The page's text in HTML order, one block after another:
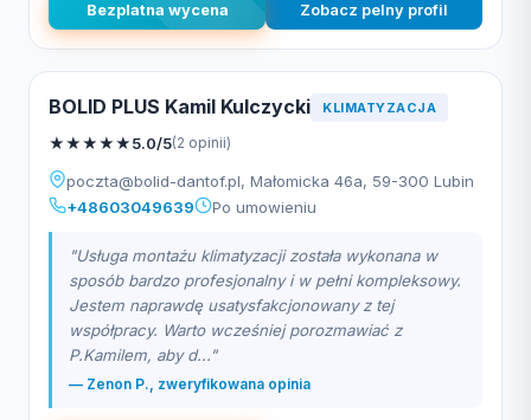
Bezplatna wycena Zobacz pelny profil
BOLID PLUS Kamil Kulczycki KLIMATYZACJA
★★★★★5.0/5(2 opinii)
poczta@bolid-dantof.pl, Małomicka 46a, 59-300 Lubin
+48603049639
Po umowieniu
"Usługa montażu klimatyzacji została wykonana w
sposób bardzo profesjonalny i w pełni kompleksowy.
Jestem naprawdę usatysfakcjonowany z tej
współpracy. Warto wcześniej porozmawiać z
P.Kamilem, aby d..."
— Zenon P., zweryfikowana opinia